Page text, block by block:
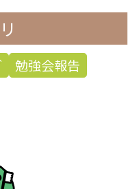
勉強会報告